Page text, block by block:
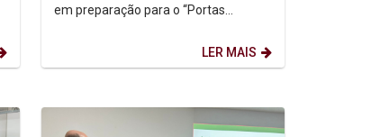
em preparação para o “Portas
LER MAIS